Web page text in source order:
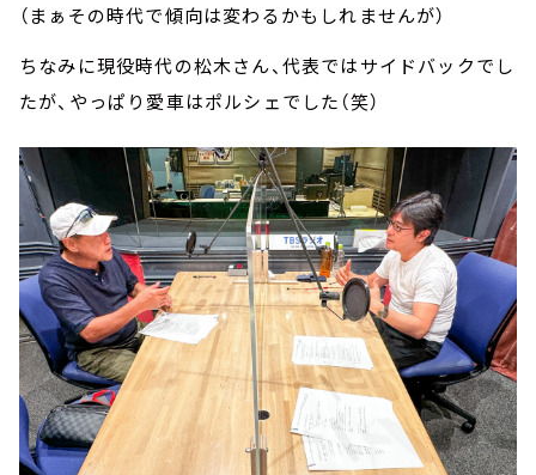
（まぁその時代で傾向は変わるかもしれませんが）
ちなみに現役時代の松木さん、代表ではサイドバックでし
たが、やっぱり愛車はポルシェでした（笑）